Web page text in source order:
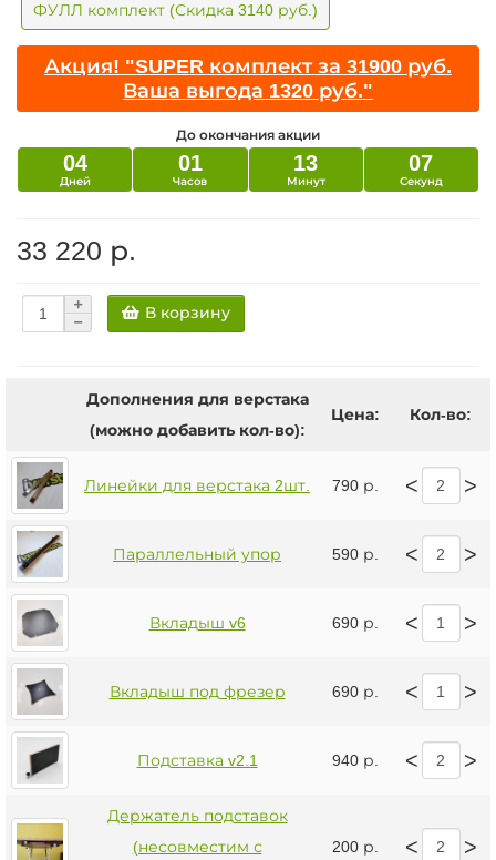
ФУЛЛ комплект (Скидка 3140 руб.)
Акция! "SUPER комплект за 31900 руб.
Ваша выгода 1320 руб."
До окончания акции
04
Дней
01
Часов
13
Минут
06
Секунд
33 220 р.
В корзину
Дополнения для верстака
(можно добавить кол-во):
Цена: Кол-во:
Линейки для верстака 2шт. 790 р. < >
Параллельный упор 590 р. < >
Вкладыш v6 690 р. < >
Вкладыш под фрезер 690 р. < >
Подставка v2.1 940 р. < >
Держатель подставок
(несовместим с
200 р. < >